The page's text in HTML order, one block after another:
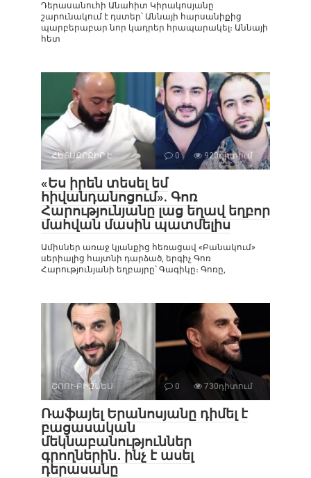
Դերասանուհի Անահիտ Կիրակոսյանը
շարունակում է դստեր՝ Աննայի հարսանիքից
պարբերաբար նոր կադրեր հրապարակել։ Աննայի
հետ
ՀԵՏԱՔՐՔԻՐ Է 0 920դիտում
«Ես իրեն տեսել եմ
հիվանդանոցում». Գոռ
Հարությունյանը լաց եղավ եղբոր
մահվան մասին պատմելիս
Ամիսներ առաջ կյանքից հեռացավ «Բանակում»
սերիալից հայտնի դարձած, երգիչ Գոռ
Հարությունյանի եղբայրը՝ Գագիկը։ Գոռը,
ՇՈՈՒ-ԲԻԶՆԵՍ 0 730դիտում
Ռաֆայել Երանոսյանը դիմել է
բացասական
մեկնաբանություններ
գրողներին․ ինչ է ասել
դերասանը